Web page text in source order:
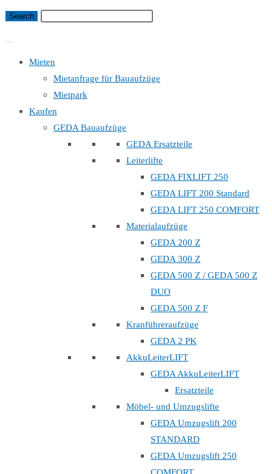
Mieten
Mietanfrage für Bauaufzüge
Mietpark
Kaufen
GEDA Bauaufzüge
GEDA Ersatzteile
Leiterlifte
GEDA FIXLIFT 250
GEDA LIFT 200 Standard
GEDA LIFT 250 COMFORT
Materialaufzüge
GEDA 200 Z
GEDA 300 Z
GEDA 500 Z / GEDA 500 Z
DUO
GEDA 500 Z F
Kranführeraufzüge
GEDA 2 PK
AkkuLeiterLIFT
GEDA AkkuLeiterLIFT
Ersatzteile
Möbel- und Umzugslifte
GEDA Umzugslift 200
STANDARD
GEDA Umzugslift 250